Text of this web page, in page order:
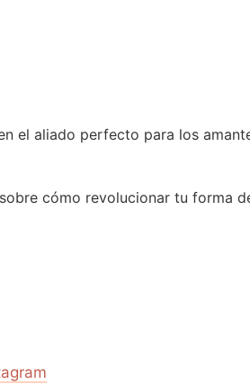
el aliado perfecto para los
cómo revolucionar tu forma